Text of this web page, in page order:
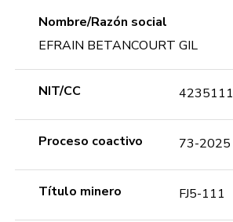
Nombre/Razón social
EFRAIN BETANCOURT GIL
NIT/CC 4235111
Proceso coactivo 73-2025
Título minero FJ5-111